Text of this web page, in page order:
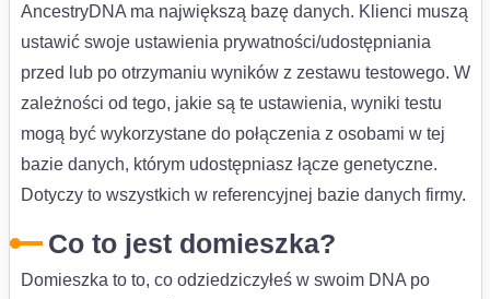
AncestryDNA ma największą bazę danych. Klienci muszą
ustawić swoje ustawienia prywatności/udostępniania
przed lub po otrzymaniu wyników z zestawu testowego. W
zależności od tego, jakie są te ustawienia, wyniki testu
mogą być wykorzystane do połączenia z osobami w tej
bazie danych, którym udostępniasz łącze genetyczne.
Dotyczy to wszystkich w referencyjnej bazie danych firmy.
Co to jest domieszka?
Domieszka to to, co odziedziczyłeś w swoim DNA po